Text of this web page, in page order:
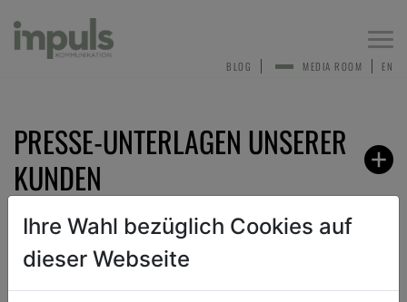
EN
MEDIA ROOM
BLOG
PRESSE-UNTERLAGEN UNSERER
KUNDEN
ZURÜCK
Ihre Wahl bezüglich Cookies auf
dieser Webseite